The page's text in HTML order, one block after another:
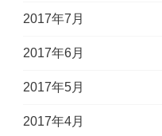
2017年7月
2017年6月
2017年5月
2017年4月